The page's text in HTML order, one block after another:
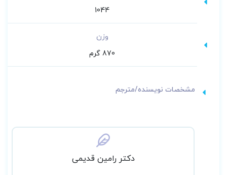
1044
وزن
870 گرم
مشخصات نویسنده/مترجم
دکتر رامین قدیمی